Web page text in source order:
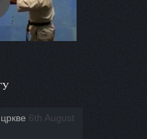
6th August